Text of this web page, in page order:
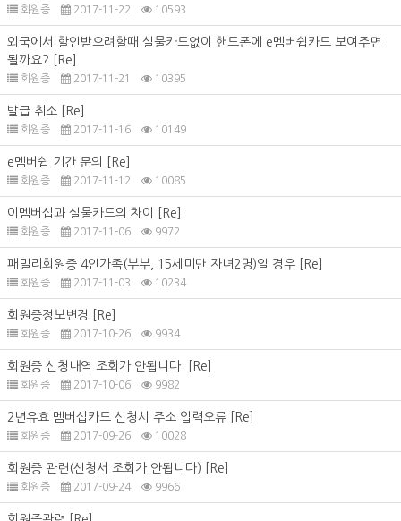
회원증 2017-11-22 10593
외국에서 할인받으려할때 실물카드없이 핸드폰에 e멤버쉽카드 보여주면
될까요?
[Re]
회원증 2017-11-21 10395
발급 취소 [Re]
회원증 2017-11-16 10149
e멤버쉽 기간 문의 [Re]
회원증 2017-11-12 10085
이멤버십과 실물카드의 차이 [Re]
회원증 2017-11-06 9972
패밀리회원증 4인가족(부부, 15세미만 자녀2명)일 경우 [Re]
회원증 2017-11-03 10234
회원증정보변경 [Re]
회원증 2017-10-26 9934
회원증 신청내역 조회가 안됩니다. [Re]
회원증 2017-10-06 9982
2년유효 멤버십카드 신청시 주소 입력오류 [Re]
회원증 2017-09-26 10028
회원증 관련(신청서 조회가 안됩니다) [Re]
회원증 2017-09-24 9966